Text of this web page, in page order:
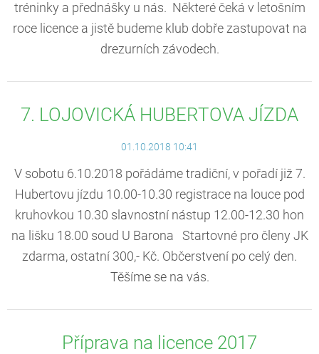
tréninky a přednášky u nás. Některé čeká v letošním
roce licence a jistě budeme klub dobře zastupovat na
drezurních závodech.
7. LOJOVICKÁ HUBERTOVA JÍZDA
01.10.2018 10:41
V sobotu 6.10.2018 pořádáme tradiční, v pořadí již 7.
Hubertovu jízdu 10.00-10.30 registrace na louce pod
kruhovkou 10.30 slavnostní nástup 12.00-12.30 hon
na lišku 18.00 soud U Barona Startovné pro členy JK
zdarma, ostatní 300,- Kč. Občerstvení po celý den.
Těšíme se na vás.
Příprava na licence 2017